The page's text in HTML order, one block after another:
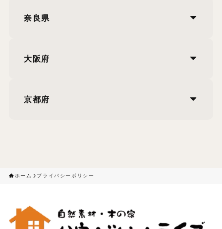
奈良県
大阪府
京都府
ホーム プライバシーポリシー